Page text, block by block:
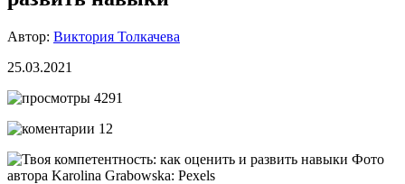
Автор: Виктория Толкачева
25.03.2021
4291
12
Фото
автора Karolina Grabowska: Pexels